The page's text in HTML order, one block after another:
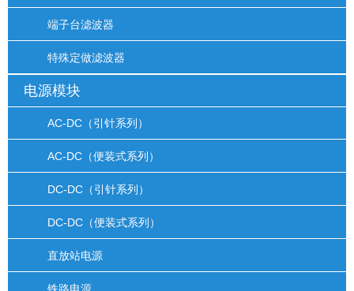
端子台滤波器
特殊定做滤波器
电源模块
AC-DC（引针系列）
AC-DC（便装式系列）
DC-DC（引针系列）
DC-DC（便装式系列）
直放站电源